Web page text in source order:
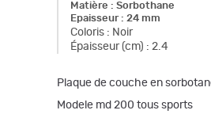
Matière : Sorbothane
Epaisseur: 24 mm
Coloris : Noir
Épaisseur (cm) : 2.4
Plaque de couche en
Modele md 200 tous sports